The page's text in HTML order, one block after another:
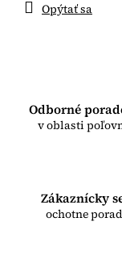
Odborné
v oblasti
Zákaznícky
ochotne
Opýtať sa